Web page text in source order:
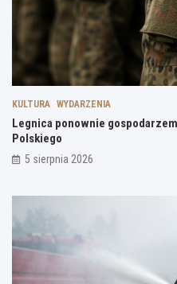
KULTURA WYDARZENIA
Legnica ponownie
Polskiego
5 sierpnia 2026